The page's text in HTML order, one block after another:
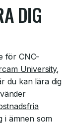
DIG
för CNC-
University,
du kan lära dig
i ämnen som